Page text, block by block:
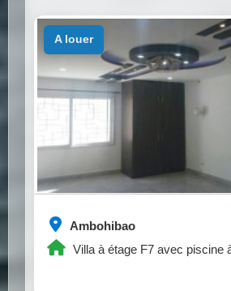
Ambohibao
Villa à étage F7 avec piscine
a louer